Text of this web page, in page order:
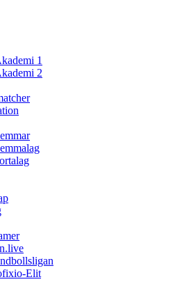
1
2
Elit